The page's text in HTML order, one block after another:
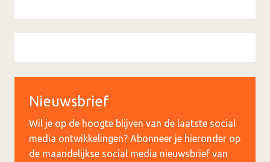
Nieuwsbrief
Wil je op de hoogte blijven van de laatste social
media ontwikkelingen? Abonneer je hieronder op
de maandelijkse social media nieuwsbrief van